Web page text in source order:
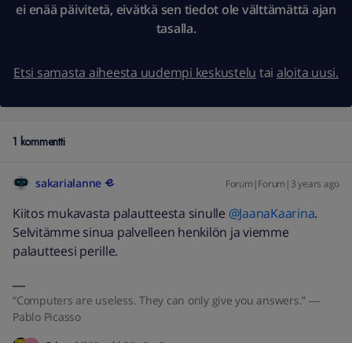
ei enää päivitetä, eivätkä sen tiedot ole välttämättä ajan
tasalla.
Etsi samasta aiheesta uudempi keskustelu tai aloita uusi.
1 kommentti
sakarialanne Forum|Forum|3 years ago
Kiitos mukavasta palautteesta sinulle @JaanaKaarina.
Selvitämme sinua palvelleen henkilön ja viemme
palautteesi perille.
“Computers are useless. They can only give you answers.” ―
Pablo Picasso